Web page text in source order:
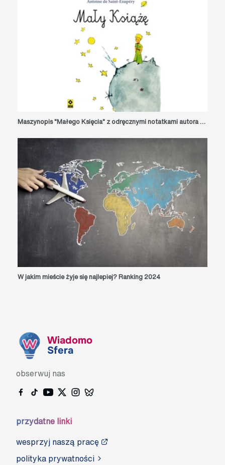
W jakim mieście żyje się najlepiej? Ranking 2024
Wiadomo
Sfera
obserwuj nas
przydatne linki
wesprzyj naszą pracę
polityka prywatności